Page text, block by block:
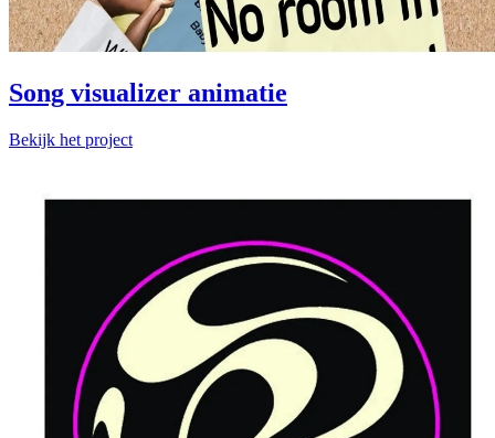
Song visualizer animatie
Bekijk het project